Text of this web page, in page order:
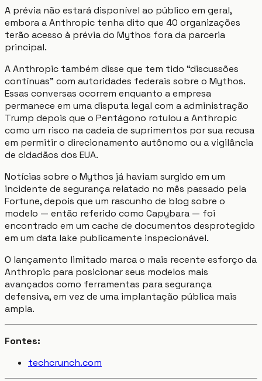
A prévia não estará disponível ao público em geral,
embora a Anthropic tenha dito que 40 organizações
terão acesso à prévia do Mythos fora da parceria
principal.
A Anthropic também disse que tem tido “discussões
contínuas” com autoridades federais sobre o Mythos.
Essas conversas ocorrem enquanto a empresa
permanece em uma disputa legal com a administração
Trump depois que o Pentágono rotulou a Anthropic
como um risco na cadeia de suprimentos por sua recusa
em permitir o direcionamento autônomo ou a vigilância
de cidadãos dos EUA.
Notícias sobre o Mythos já haviam surgido em um
incidente de segurança relatado no mês passado pela
Fortune, depois que um rascunho de blog sobre o
modelo — então referido como Capybara — foi
encontrado em um cache de documentos desprotegido
em um data lake publicamente inspecionável.
O lançamento limitado marca o mais recente esforço da
Anthropic para posicionar seus modelos mais
avançados como ferramentas para segurança
defensiva, em vez de uma implantação pública mais
ampla.
Fontes:
techcrunch.com